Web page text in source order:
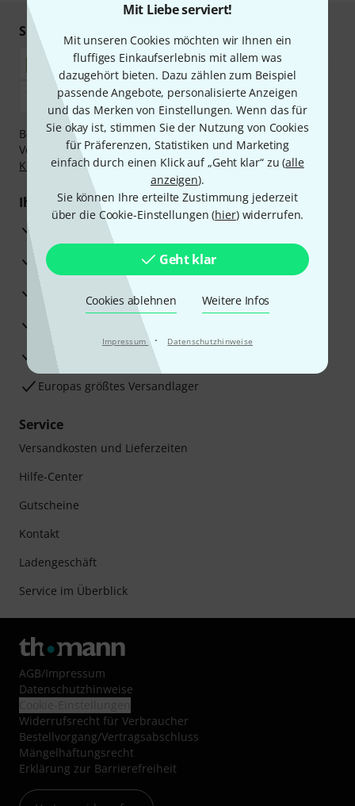
Mit Liebe serviert!
Mit unseren Cookies möchten wir Ihnen ein
fluffiges Einkaufserlebnis mit allem was
dazugehört bieten. Dazu zählen zum Beispiel
passende Angebote, personalisierte Anzeigen
und das Merken von Einstellungen. Wenn das für
Sie okay ist, stimmen Sie der Nutzung von Cookies
für Präferenzen, Statistiken und Marketing
einfach durch einen Klick auf „Geht klar“ zu (alle
anzeigen).
Sie können Ihre erteilte Zustimmung jederzeit
über die Cookie-Einstellungen (hier) widerrufen.
Geht klar
Cookies ablehnen Weitere Infos
Impressum · Datenschutzhinweise
Sicher einkaufen & bezahlen
Bezahlen Sie vertraulich und sicher per Nachnahme,
Vorkasse, PayPal, Amazon Pay,Klarna Sofort bezahlen
Klarna Ratenzahlungoder Kreditkarte.
Ihre Vorteile
3 Jahre Thomann Garantie
30 Tage Money-Back-Garantie
Beratung durch Fachexperten
Zufriedenheitsgarantie
Europas größtes Versandlager
Service
Versandkosten und Lieferzeiten
Hilfe-Center
Gutscheine
Kontakt
Ladengeschäft
Service im Überblick
AGB/Impressum
Datenschutzhinweise
Widerrufsrecht für Verbraucher
Bestellvorgang/Vertragsabschluss
Mängelhaftungsrecht
Erklärung zur Barrierefreiheit